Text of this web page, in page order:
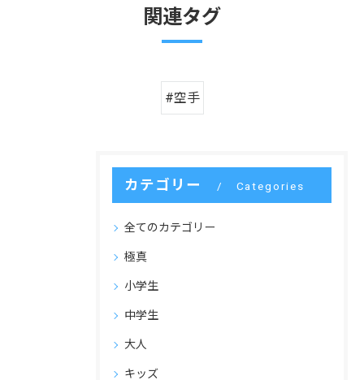
関連タグ
#空手
カテゴリー Categories
全てのカテゴリー
極真
小学生
中学生
大人
キッズ